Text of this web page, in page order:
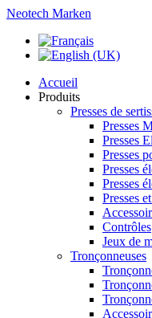
Neotech Marken
Accueil
Produits
Presses de
Presses
Presses
Presses
Presses
Presses
Presses
Contrôles
Jeux de
Tronçonneuses